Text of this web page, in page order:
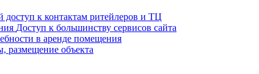
доступ к контактам ритейлеров и ТЦ
Доступ к большинству сервисов сайта
в аренде помещения
размещение объекта